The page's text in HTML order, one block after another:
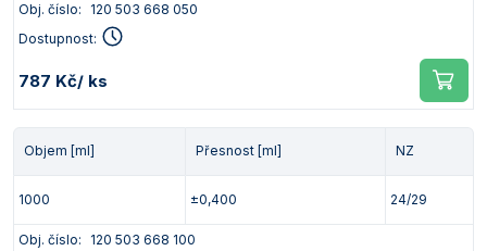
Obj. číslo:
120 503 668 050
Dostupnost:
787 Kč/ ks
Objem [ml] Přesnost [ml] NZ
1000 ±0,400 24/29
Obj. číslo:
120 503 668 100